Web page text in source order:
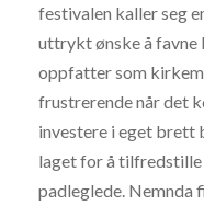
festivalen kaller seg
uttrykt ønske å favne
oppfatter som
frustrerende når det
investere i eget brett
laget for å tilfredstille
padleglede. Nemnda